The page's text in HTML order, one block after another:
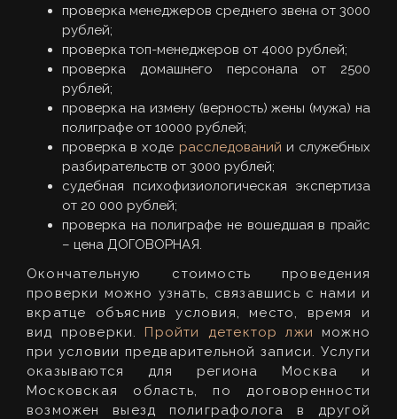
проверка менеджеров среднего звена от 3000
рублей;
проверка топ-менеджеров от 4000 рублей;
проверка домашнего персонала от 2500
рублей;
проверка на измену (верность) жены (мужа) на
полиграфе от 10000 рублей;
проверка в ходе расследований и служебных
разбирательств от 3000 рублей;
судебная психофизиологическая экспертиза
от 20 000 рублей;
проверка на полиграфе не вошедшая в прайс
– цена ДОГОВОРНАЯ.
Окончательную стоимость проведения
проверки можно узнать, связавшись с нами и
вкратце объяснив условия, место, время и
вид проверки. Пройти детектор лжи
можно
при условии предварительной записи. Услуги
оказываются для региона Москва и
Московская область, по договоренности
возможен выезд полиграфолога в другой